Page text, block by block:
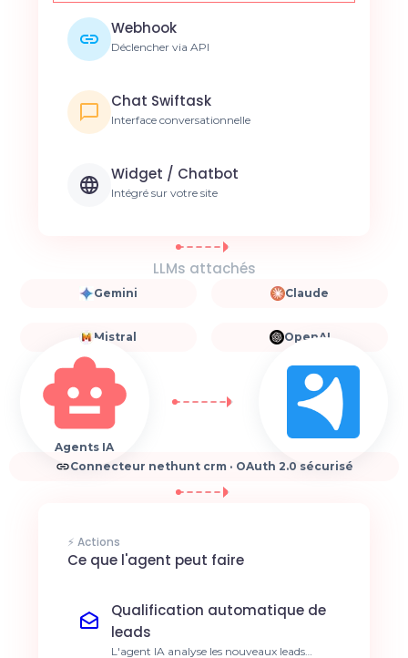
Webhook
Déclencher via API
Chat Swiftask
Interface conversationnelle
Widget / Chatbot
Intégré sur votre site
LLMs attachés
Gemini Claude
Mistral OpenAI
Agents IA
Connecteur nethunt crm · OAuth 2.0 sécurisé
⚡ Actions
Ce que l'agent peut faire
Qualification automatique de
leads
L'agent IA analyse les nouveaux leads